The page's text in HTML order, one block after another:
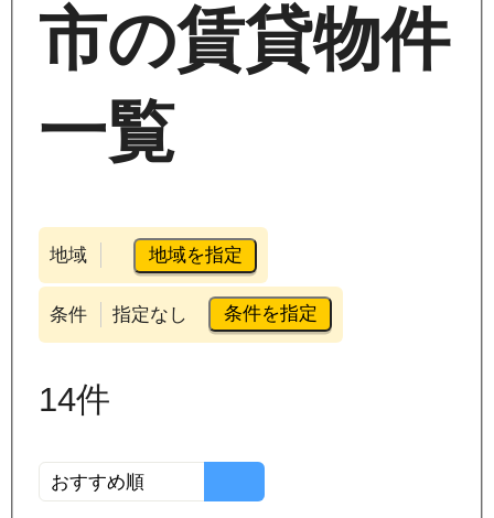
市の賃貸物件
一覧
地域 地域を指定
条件 指定なし 条件を指定
14件